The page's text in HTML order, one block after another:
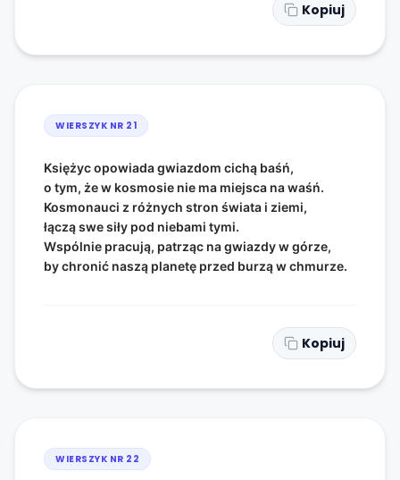
Kopiuj
WIERSZYK NR 21
Księżyc opowiada gwiazdom cichą baśń,
o tym, że w kosmosie nie ma miejsca na waśń.
Kosmonauci z różnych stron świata i ziemi,
łączą swe siły pod niebami tymi.
Wspólnie pracują, patrząc na gwiazdy w górze,
by chronić naszą planetę przed burzą w chmurze.
Kopiuj
WIERSZYK NR 22